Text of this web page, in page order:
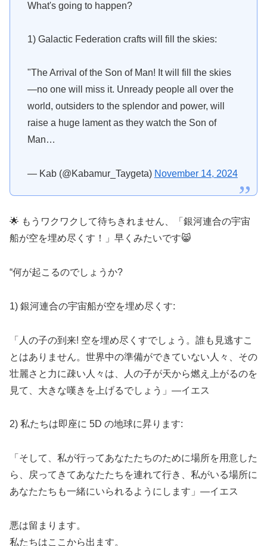
What's going to happen?
1) Galactic Federation crafts will fill the skies:
"The Arrival of the Son of Man! It will fill the skies
—no one will miss it. Unready people all over the
world, outsiders to the splendor and power, will
raise a huge lament as they watch the Son of
Man…
— Kab (@Kabamur_Taygeta) November 14, 2024
🌟 もうワクワクして待ちきれません、「銀河連合の宇宙
船が空を埋め尽くす！」早くみたいです😸
“何が起こるのでしょうか?
1) 銀河連合の宇宙船が空を埋め尽くす:
「人の子の到来! 空を埋め尽くすでしょう。誰も見逃すこ
とはありません。世界中の準備ができていない人々、その
壮麗さと力に疎い人々は、人の子が天から燃え上がるのを
見て、大きな嘆きを上げるでしょう」—イエス
2) 私たちは即座に 5D の地球に昇ります:
「そして、私が行ってあなたたちのために場所を用意した
ら、戻ってきてあなたたちを連れて行き、私がいる場所に
あなたたちも一緒にいられるようにします」—イエス
悪は留まります。
私たちはここから出ます。